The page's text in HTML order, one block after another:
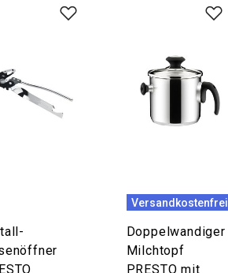
Versandkostenfrei
Doppelwandiger
Milchtopf
PRESTO mit